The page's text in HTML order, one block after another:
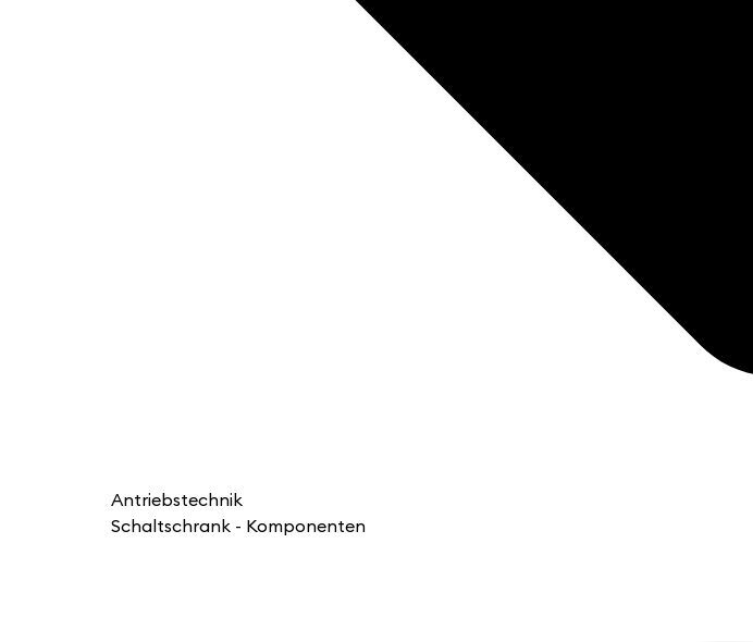
Antriebstechnik
Schaltschrank - Komponenten